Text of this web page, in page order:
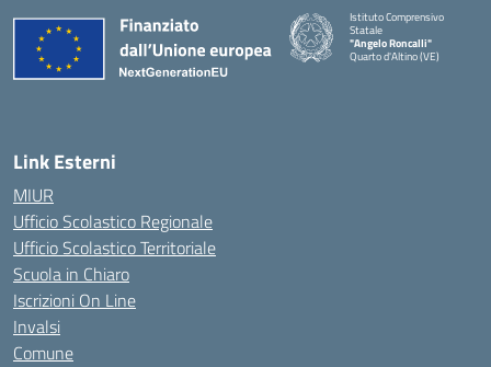
Istituto Comprensivo
Statale
"Angelo Roncalli"
Quarto d'Altino (VE)
Link Esterni
MIUR
Ufficio Scolastico Regionale
Ufficio Scolastico Territoriale
Scuola in Chiaro
Iscrizioni On Line
Invalsi
Comune